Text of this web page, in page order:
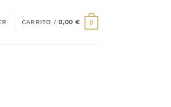
CARRITO /0,00 € 0